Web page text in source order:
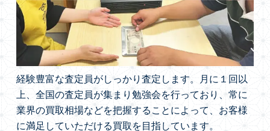
経験豊富な査定員がしっかり査定します。月に１回以
上、全国の査定員が集まり勉強会を行っており、常に
業界の買取相場などを把握することによって、お客様
に満足していただける買取を目指しています。